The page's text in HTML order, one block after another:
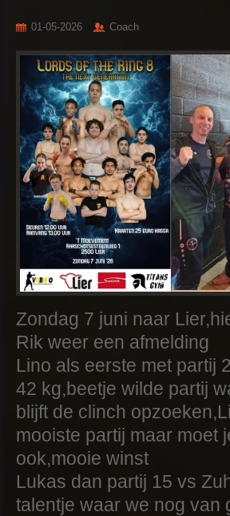
01-05-2026 Coach
Zondag 7 juni naar
Rik weer een afmelding
Lino als eerste met partij
42 kg,beetje wilde partij
blijft de clinch
mooiste partij maar moet
ook,mooie winst
Lukas dan partij 15 vs
talentje waar we nog van